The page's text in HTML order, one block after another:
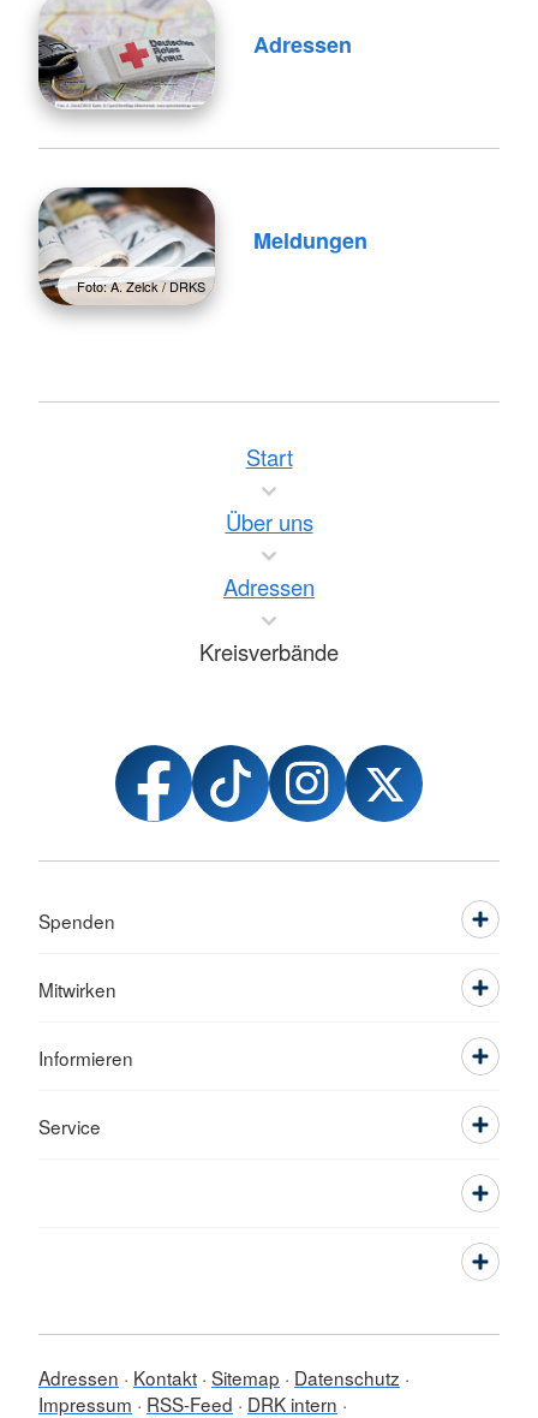
Adressen
Foto: A. Zelck / DRKS
Meldungen
Start
Über uns
Adressen
Kreisverbände
Spenden
Mitwirken
Informieren
Service
Adressen Kontakt Sitemap
Datenschutz
Impressum
RSS-Feed
DRK intern